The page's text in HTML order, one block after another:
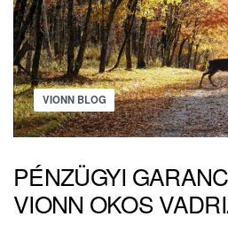
VIONN BLOG
PÉNZÜGYI
VIONN OKOS